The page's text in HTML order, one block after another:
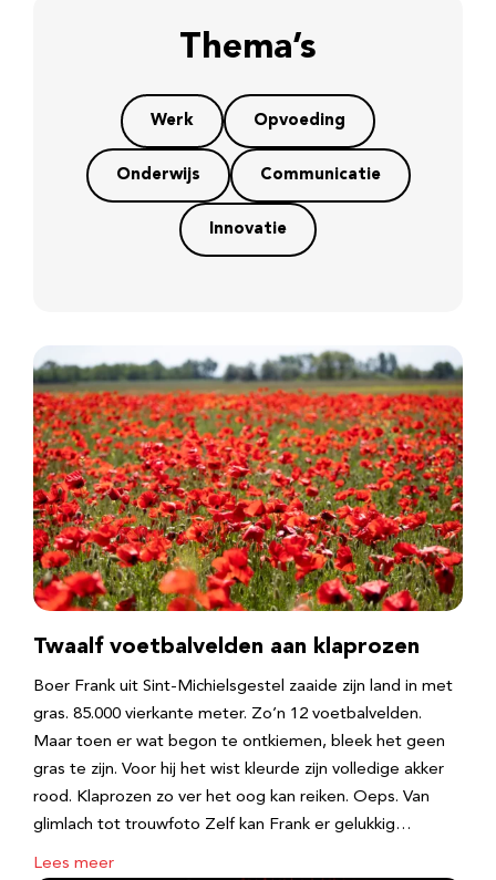
Thema’s
Werk Opvoeding
Onderwijs Communicatie
Innovatie
Twaalf voetbalvelden aan klaprozen
Boer Frank uit Sint-Michielsgestel zaaide zijn land in met
gras. 85.000 vierkante meter. Zo’n 12 voetbalvelden.
Maar toen er wat begon te ontkiemen, bleek het geen
gras te zijn. Voor hij het wist kleurde zijn volledige akker
rood. Klaprozen zo ver het oog kan reiken. Oeps. Van
glimlach tot trouwfoto Zelf kan Frank er gelukkig…
Lees meer